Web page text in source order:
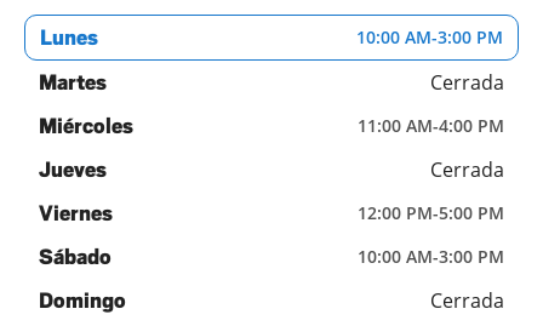
Lunes 10:00 AM-3:00 PM
Martes Cerrada
Miércoles 11:00 AM-4:00 PM
Jueves Cerrada
Viernes 12:00 PM-5:00 PM
Sábado 10:00 AM-3:00 PM
Domingo Cerrada